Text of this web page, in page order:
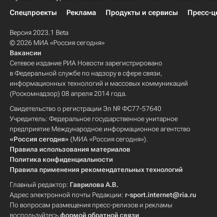
Спецпроекты
Реклама Продукты и сервисы Пресс-
Версия 2023.1 Beta
© 2026 МИА «Россия сегодня»
Вакансии
Сетевое издание РИА Новости зарегистрировано
в Федеральной службе по надзору в сфере связи,
информационных технологий и массовых коммуникаций
(Роскомнадзор) 08 апреля 2014 года.
Свидетельство о регистрации Эл № ФС77-57640
Учредитель: Федеральное государственное унитарное
предприятие Международное информационное агентство
«Россия сегодня» (МИА «Россия сегодня»).
Правила использования материалов
Политика конфиденциальности
Правила применения рекомендательных технологий
Главный редактор: Гаврилова А.В.
Адрес электронной почты Редакции: r-sport.internet@ria.ru
По вопросам размещения пресс-релизов и рекламы
воспользуйтесьформой обратной связи